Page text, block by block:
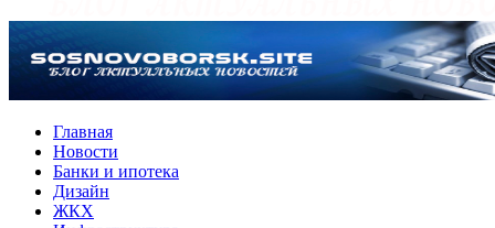
Главная
Новости
Банки и ипотека
Дизайн
ЖКХ